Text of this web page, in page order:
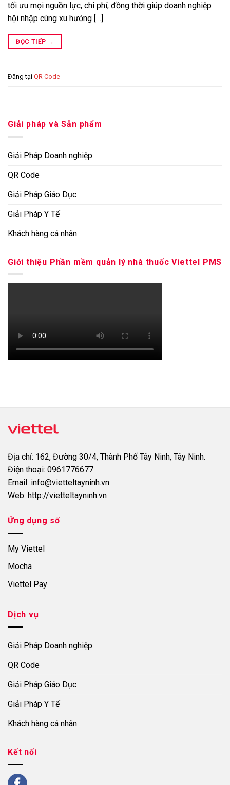
tối ưu mọi nguồn lực, chi phí, đồng thời giúp doanh nghiệp
hội nhập cùng xu hướng […]
ĐỌC TIẾP →
Đăng tại QR Code
Giải pháp và Sản phẩm
Giải Pháp Doanh nghiệp
QR Code
Giải Pháp Giáo Dục
Giải Pháp Y Tế
Khách hàng cá nhân
Giới thiệu Phần mềm quản lý nhà thuốc Viettel PMS
Địa chỉ: 162, Đường 30/4, Thành Phố Tây Ninh, Tây Ninh.
Điện thoại: 0961776677
Email: info@vietteltayninh.vn
Web: http://vietteltayninh.vn
Ứng dụng số
My Viettel
Mocha
Viettel Pay
Dịch vụ
Giải Pháp Doanh nghiệp
QR Code
Giải Pháp Giáo Dục
Giải Pháp Y Tế
Khách hàng cá nhân
Kết nối